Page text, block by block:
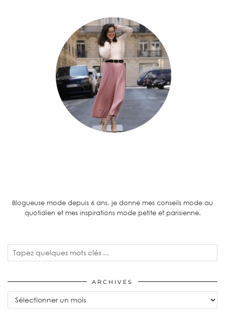
Blogueuse mode depuis 6 ans, je donne mes conseils mode au
quotidien et mes inspirations mode petite et parisienne.
ARCHIVES
Archives